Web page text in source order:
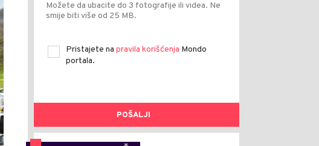
Možete da ubacite do 3 fotografije ili videa. Ne
smije biti više od 25 MB.
Pristajete na pravila korišćenja Mondo
portala.
POŠALJI